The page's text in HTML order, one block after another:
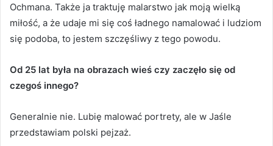
Ochmana. Także ja traktuję malarstwo jak moją wielką
miłość, a że udaje mi się coś ładnego namalować i ludziom
się podoba, to jestem szczęśliwy z tego powodu.
Od 25 lat była na obrazach wieś czy zaczęło się od
czegoś innego?
Generalnie nie. Lubię malować portrety, ale w Jaśle
przedstawiam polski pejzaż.